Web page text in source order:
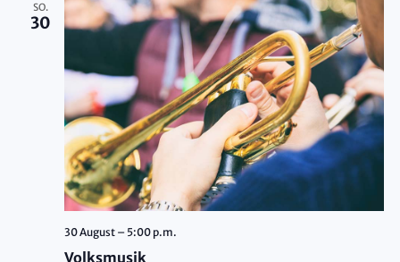
SO.
30
30 August – 5:00 p.m.
Volksmusik